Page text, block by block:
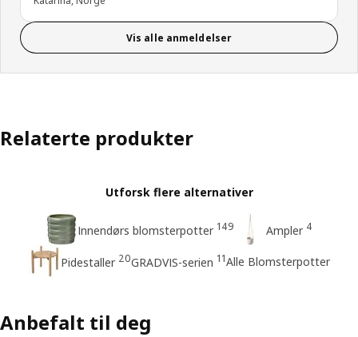
Vis alle anmeldelser
Relaterte produkter
Utforsk flere alternativer
Innendørs blomsterpotter 149 Ampler 4
Pidestaller 20GRADVIS-serien 11Alle Blomsterpotter
Anbefalt til deg